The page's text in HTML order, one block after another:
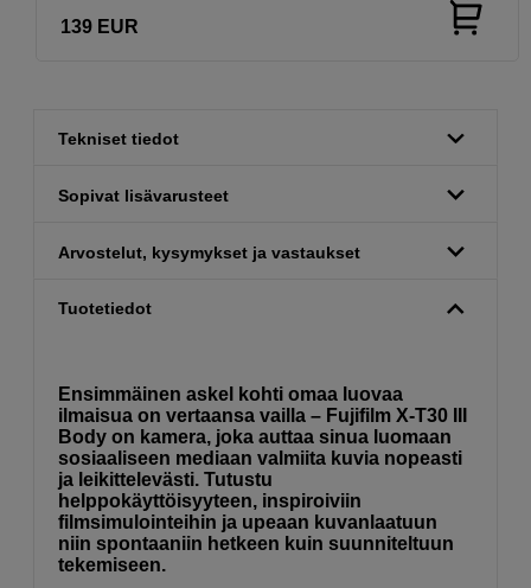
139 EUR
Tekniset tiedot
Sopivat lisävarusteet
Arvostelut, kysymykset ja vastaukset
Tuotetiedot
Ensimmäinen askel kohti omaa luovaa
ilmaisua on vertaansa vailla – Fujifilm X-T30 III
Body on kamera, joka auttaa sinua luomaan
sosiaaliseen mediaan valmiita kuvia nopeasti
ja leikittelevästi. Tutustu
helppokäyttöisyyteen, inspiroiviin
filmsimulointeihin ja upeaan kuvanlaatuun
niin spontaaniin hetkeen kuin suunniteltuun
tekemiseen.